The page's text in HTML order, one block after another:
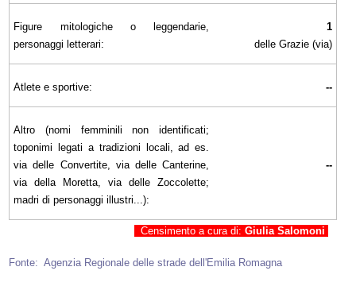
Figure mitologiche o leggendarie,
personaggi letterari:
1
delle Grazie (via)
Atlete e sportive: --
Altro (nomi femminili non identificati;
toponimi legati a tradizioni locali, ad es.
via delle Convertite, via delle Canterine,
via della Moretta, via delle Zoccolette;
madri di personaggi illustri...):
--
Censimento a cura di: Giulia Salomoni
Fonte: Agenzia Regionale delle strade dell'Emilia Romagna